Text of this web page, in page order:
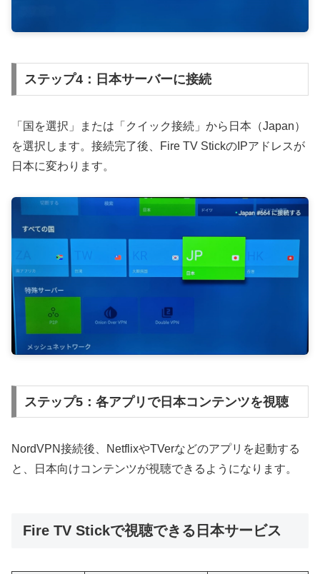
ステップ4：日本サーバーに接続
「国を選択」または「クイック接続」から日本（Japan）
を選択します。接続完了後、Fire TV StickのIPアドレスが
日本に変わります。
ステップ5：各アプリで日本コンテンツを視聴
NordVPN接続後、NetflixやTVerなどのアプリを起動する
と、日本向けコンテンツが視聴できるようになります。
Fire TV Stickで視聴できる日本サービス